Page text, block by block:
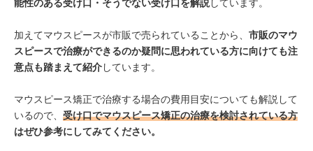
能性のある受け口・そうでない受け口を解説しています。
加えてマウスピースが市販で売られていることから、 市販のマウ
スピースで治療ができるのか疑問に思われている方に向けても注
意点も踏まえて紹介しています。
マウスピース矯正で治療する場合の費用目安についても解説して
いるので、 受け口でマウスピース矯正の治療を検討されている方
はぜひ参考にしてみてください。